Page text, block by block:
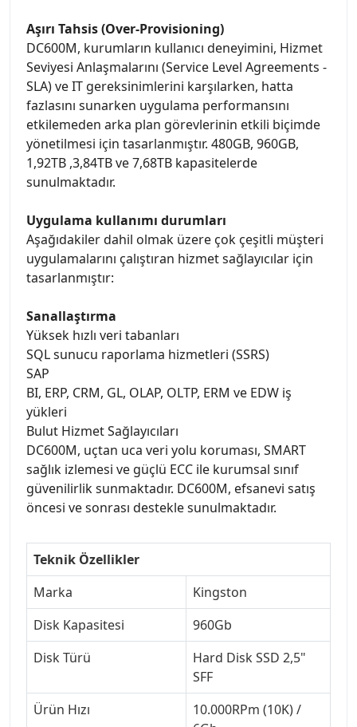
Aşırı Tahsis (Over-Provisioning)
DC600M, kurumların kullanıcı deneyimini, Hizmet
Seviyesi Anlaşmalarını (Service Level Agreements -
SLA) ve IT gereksinimlerini karşılarken, hatta
fazlasını sunarken uygulama performansını
etkilemeden arka plan görevlerinin etkili biçimde
yönetilmesi için tasarlanmıştır. 480GB, 960GB,
1,92TB ,3,84TB ve 7,68TB kapasitelerde
sunulmaktadır.
Uygulama kullanımı durumları
Aşağıdakiler dahil olmak üzere çok çeşitli müşteri
uygulamalarını çalıştıran hizmet sağlayıcılar için
tasarlanmıştır:
Sanallaştırma
Yüksek hızlı veri tabanları
SQL sunucu raporlama hizmetleri (SSRS)
SAP
BI, ERP, CRM, GL, OLAP, OLTP, ERM ve EDW iş
yükleri
Bulut Hizmet Sağlayıcıları
DC600M, uçtan uca veri yolu koruması, SMART
sağlık izlemesi ve güçlü ECC ile kurumsal sınıf
güvenilirlik sunmaktadır. DC600M, efsanevi satış
öncesi ve sonrası destekle sunulmaktadır.
Teknik Özellikler
Marka
Kingston
Disk Kapasitesi
960Gb
Disk Türü
Hard Disk SSD 2,5"
SFF
Ürün Hızı
10.000RPm (10K) /